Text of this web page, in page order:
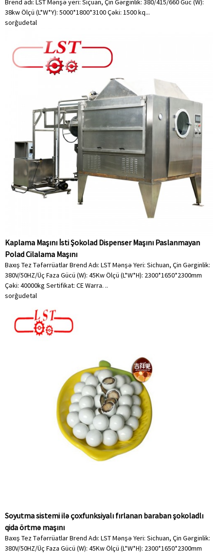
Brend adı: LST Mənşə yeri: Siçuan, Çin Gərginlik: 380/415/660 Güc (W):
38kw Ölçü (L*W*Y): 5000*1800*3100 Çəki: 1500 kq...
sorğudetal
Kaplama Maşını İsti Şokolad Dispenser Maşını Paslanmayan
Polad Cilalama Maşını
Baxış Tez Təfərrüatlar Brend Adı: LST Mənşə Yeri: Sichuan, Çin Gərginlik:
380V/50HZ/Üç Faza Gücü (W): 45Kw Ölçü (L*W*H): 2300*1650*2300mm
Çəki: 40000kg Sertifikat: CE Warra. ..
sorğudetal
Soyutma sistemi ilə çoxfunksiyalı fırlanan baraban şokoladlı
qida örtmə maşını
Baxış Tez Təfərrüatlar Brend Adı: LST Mənşə Yeri: Sichuan, Çin Gərginlik:
380V/50HZ/Üç Faza Gücü (W): 45Kw Ölçü (L*W*H): 2300*1650*2300mm